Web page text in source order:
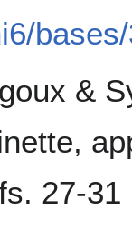
&
27-31